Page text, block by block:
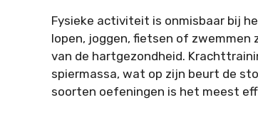
Fysieke activiteit is onmisbaar bij
lopen, joggen, fietsen of
van de hartgezondheid.
spiermassa, wat op zijn beurt de
soorten oefeningen is het meest